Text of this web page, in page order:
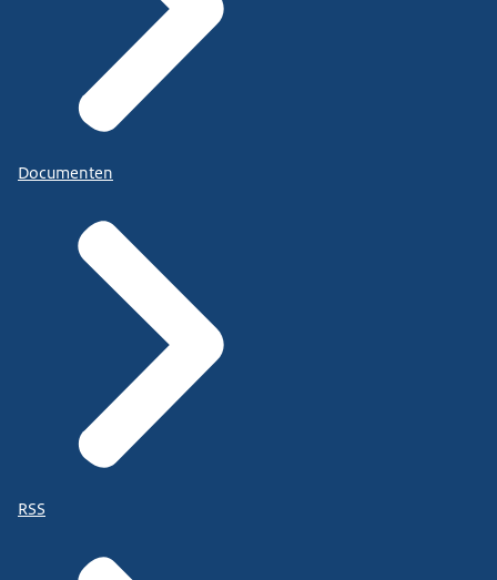
Documenten
RSS